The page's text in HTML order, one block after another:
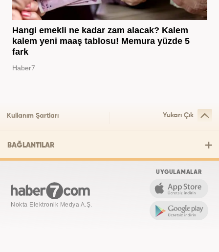
Hangi emekli ne kadar zam alacak? Kalem
kalem yeni maaş tablosu! Memura yüzde 5
fark
Haber7
Kullanım Şartları Yukarı Çık
BAĞLANTILAR
Nokta Elektronik Medya A.Ş.
UYGULAMALAR